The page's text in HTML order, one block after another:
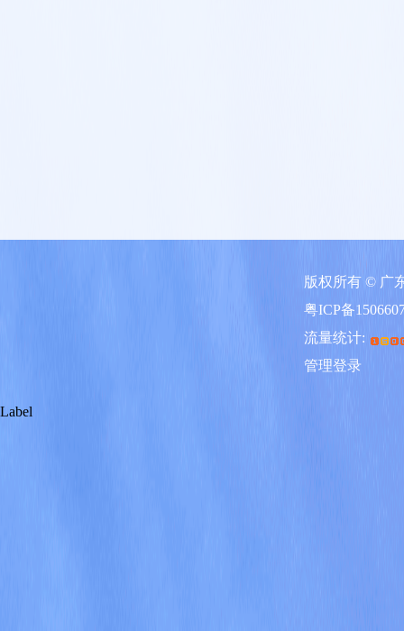
版权所有 © 广
粤ICP备
流量统计:
管理登录
Label